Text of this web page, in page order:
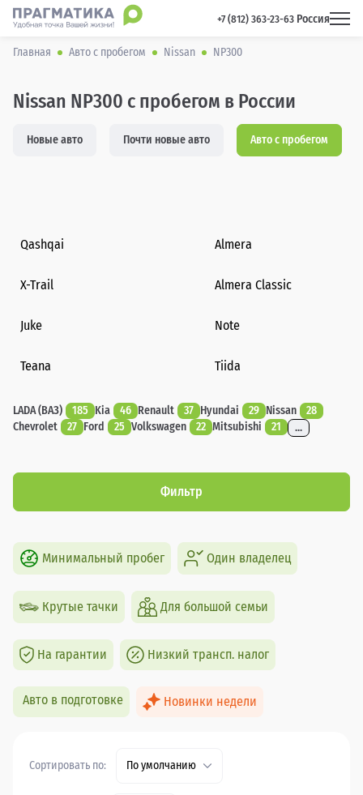
+7 (812) 363-23-63 Россия
Главная Авто с пробегом Nissan NP300
Nissan NP300 с пробегом в России
Новые авто Почти новые авто Авто с пробегом
Qashqai Almera
X-Trail Almera Classic
Juke Note
Teana Tiida
LADA (ВАЗ) 185 Kia 46 Renault 37 Hyundai 29 Nissan
28
Chevrolet
27 Ford 25 Volkswagen 22 Mitsubishi 21 ...
Фильтр
Минимальный пробег Один владелец
Крутые тачки Для большой семьи
На гарантии Низкий трансп. налог
Авто в подготовке Новинки недели
Сортировать по: По умолчанию